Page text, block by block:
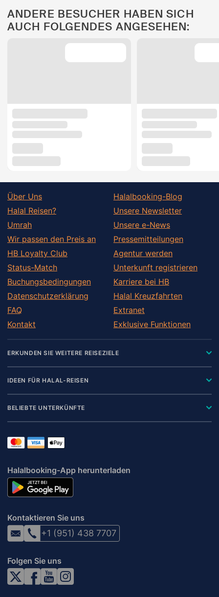
ANDERE BESUCHER HABEN SICH
AUCH FOLGENDES ANGESEHEN:
Über Uns
Halal Reisen?
Umrah
Wir passen den Preis an
HB Loyalty Club
Status-Match
Buchungsbedingungen
Datenschutzerklärung
FAQ
Kontakt
Halalbooking-Blog
Unsere Newsletter
Unsere e-News
Pressemitteilungen
Agentur werden
Unterkunft registrieren
Karriere bei HB
Halal Kreuzfahrten
Extranet
Exklusive Funktionen
ERKUNDEN SIE WEITERE REISEZIELE
IDEEN FÜR HALAL-REISEN
BELIEBTE UNTERKÜNFTE
Halalbooking-App herunterladen
Kontaktieren Sie uns
+1 (951) 438 7707
Folgen Sie uns